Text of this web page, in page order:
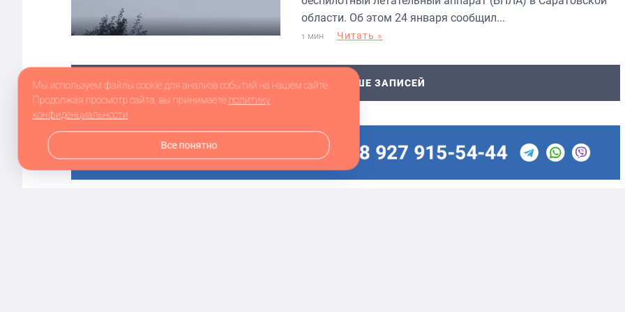
области. Об этом 24 января сообщил...
1 МИН Читать »
ПОКАЗАТЬ БОЛЬШЕ ЗАПИСЕЙ
Мы используем файлы cookie для анализа событий на нашем сайте.
Продолжая просмотр сайта, вы принимаетеполитику
конфиденциальности
Все понятно